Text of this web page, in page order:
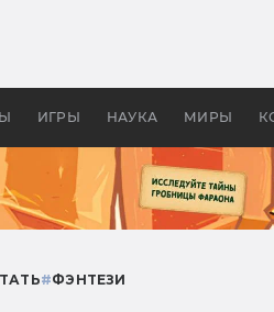
ИГРЫ НАУКА МИРЫ
апокалипсис, в
#ФЭНТЕЗИ